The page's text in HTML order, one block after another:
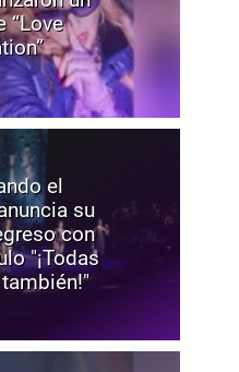
“Love
el
su
con
"¡Todas